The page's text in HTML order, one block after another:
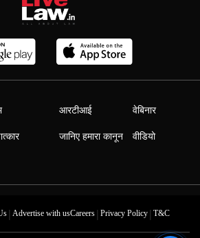
आरटीआई
जानिए हमारा कानून
वेबिनार
वीडियो
| Advertise with usCareers| Privacy Policy| T&C